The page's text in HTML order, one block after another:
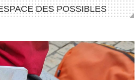
DES POSSIBLES